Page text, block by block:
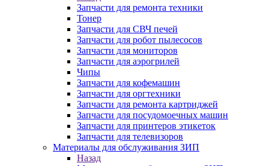
Запчасти для ремонта техники
Тонер
Запчасти для СВЧ печей
Запчасти для робот пылесосов
Запчасти для мониторов
Запчасти для аэрогрилей
Чипы
Запчасти для кофемашин
Запчасти для оргтехники
Запчасти для ремонта картриджей
Запчасти для посудомоечных машин
Запчасти для принтеров этикеток
Запчасти для телевизоров
Материалы для обслуживания ЗИП
Назад